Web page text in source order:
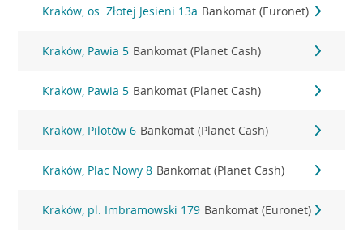
Kraków, os. Złotej Jesieni 13a Bankomat (Euronet)
Kraków, Pawia 5 Bankomat (Planet Cash)
Kraków, Pawia 5 Bankomat (Planet Cash)
Kraków, Pilotów 6 Bankomat (Planet Cash)
Kraków, Plac Nowy 8 Bankomat (Planet Cash)
Kraków, pl. Imbramowski 179 Bankomat (Euronet)